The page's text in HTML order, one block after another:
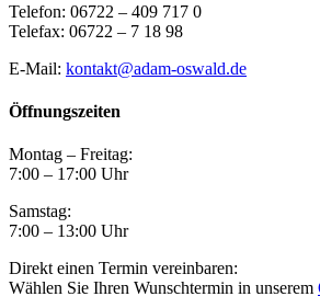
Telefon: 06722 – 409 717 0
Telefax: 06722 – 7 18 98
E-Mail: kontakt@adam-oswald.de
Öffnungszeiten
Montag – Freitag:
7:00 – 17:00 Uhr
Samstag:
7:00 – 13:00 Uhr
Direkt einen Termin vereinbaren:
Wählen Sie Ihren Wunschtermin in unserem